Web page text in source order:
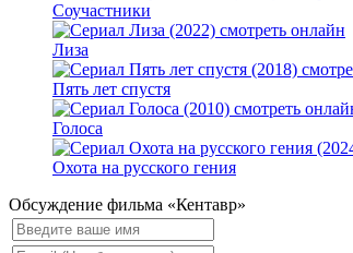
Соучастники
Лиза
Пять лет спустя
Голоса
Охота на русского гения
Обсуждение фильма «Кентавр»